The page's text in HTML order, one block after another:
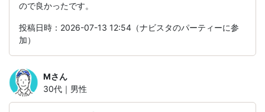
ので良かったです。
投稿日時：2026-07-13 12:54（ナビスタのパーティーに参
加）
Mさん
30代｜男性